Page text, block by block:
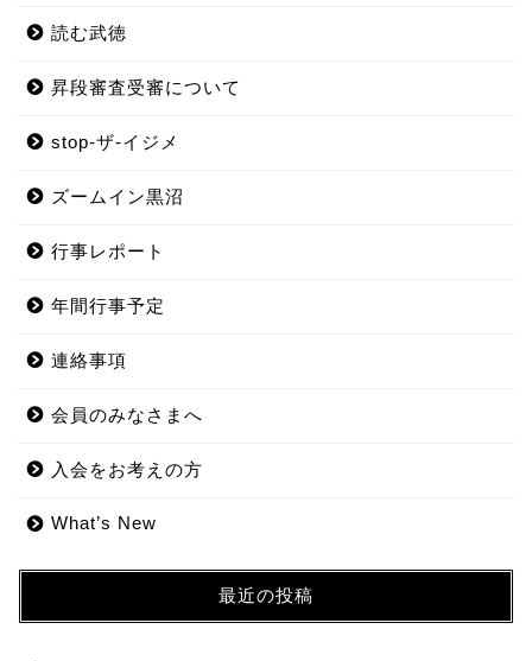
読む武徳
昇段審査受審について
stop-ザ-イジメ
ズームイン黒沼
行事レポート
年間行事予定
連絡事項
会員のみなさまへ
入会をお考えの方
What’s New
最近の投稿